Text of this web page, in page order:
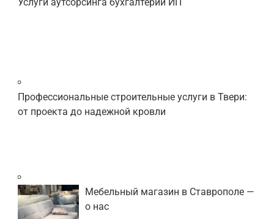
Профессиональные строительные услуги в Твери:
от проекта до надежной кровли
Мебельный магазин в Ставрополе —
о нас